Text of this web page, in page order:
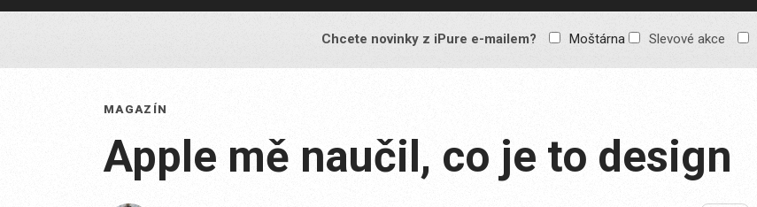
reklamy, žádné
obsah pro všechny
Chcete novinky z iPure e-mailem? Moštárna Slevové akce
MAGAZÍN
Apple mě naučil, co je to design